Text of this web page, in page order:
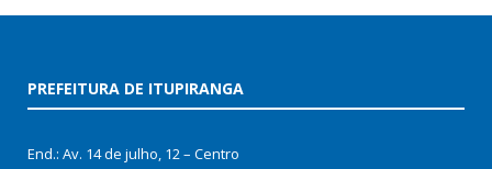
PREFEITURA DE ITUPIRANGA
End.: Av. 14 de julho, 12 – Centro